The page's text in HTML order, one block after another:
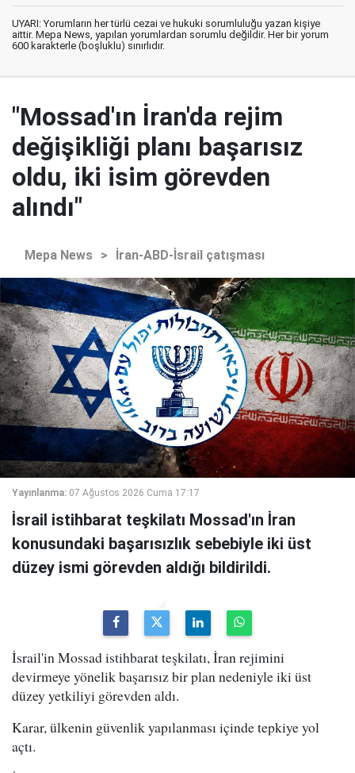
UYARI: Yorumların her türlü cezai ve hukuki sorumluluğu yazan kişiye
aittir. Mepa News, yapılan yorumlardan sorumlu değildir. Her bir yorum
600 karakterle (boşluklu) sınırlıdır.
"Mossad'ın İran'da rejim
değişikliği planı başarısız
oldu, iki isim görevden
alındı"
Mepa News > İran-ABD-İsrail çatışması
Yayınlanma: 07 Ağustos 2026 Cuma 17:17
İsrail istihbarat teşkilatı Mossad'ın İran
konusundaki başarısızlık sebebiyle iki üst
düzey ismi görevden aldığı bildirildi.
İsrail'in Mossad istihbarat teşkilatı, İran rejimini
devirmeye yönelik başarısız bir plan nedeniyle iki üst
düzey yetkiliyi görevden aldı.
Karar, ülkenin güvenlik yapılanması içinde tepkiye yol
açtı.